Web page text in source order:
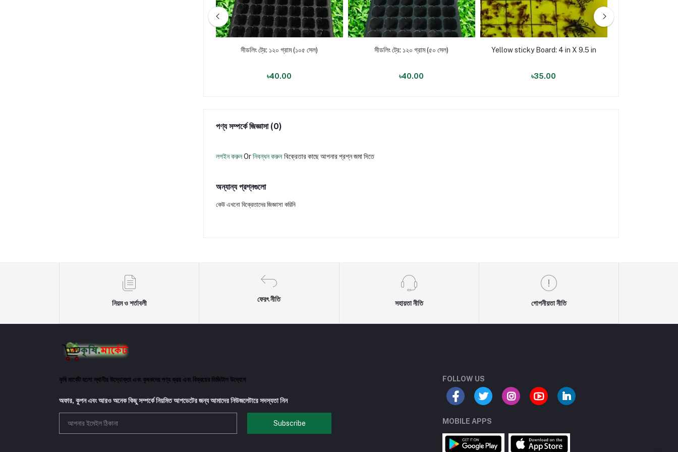
সীডলিং ট্রে: ১২০ গ্রাম (১০৫ সেল)
৳40.00
সীডলিং ট্রে: ১২০ গ্রাম (৫০ সেল)
৳40.00
Yellow sticky Board: 4 in X 9.5 in
৳35.00
পণ্য সম্পর্কে জিজ্ঞাসা (0)
লগইন করুনOrনিবন্ধন করুন বিক্রেতার কাছে আপনার প্রশ্ন জমা দিতে
অন্যান্য প্রশ্নগুলো
কেউ এখনো বিক্রেতাদের জিজ্ঞাসা করিনি
নিয়ম ও শর্তাবলী
ফেরৎ নীতি
সহায়তা নীতি গোপনীয়তা নীতি
কৃষি মার্কেট হলো স্থানীয় উদ্যোক্তা এবং কৃষকদের পণ্য ক্রয় এবং বিক্রয়ের ডিজিটাল উদ্যোগ
অফার, কুপন এবং আরও অনেক কিছু সম্পর্কে নিয়মিত আপডেটের জন্য আমাদের নিউজলেটারে সদস্যতা নিন
Subscribe
FOLLOW US
MOBILE APPS